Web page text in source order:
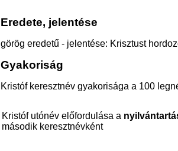
Eredete, jelentése
görög eredetű - jelentése: Krisztust
Gyakoriság
Kristóf keresztnév gyakorisága a 100
Kristóf utónév előfordulása a
második keresztnévként